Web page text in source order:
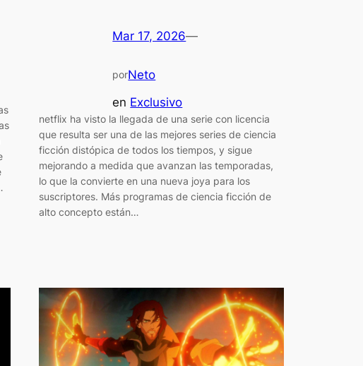
Mar 17, 2026—
porNeto
en Exclusivo
netflix ha visto la llegada de una serie con licencia
que resulta ser una de las mejores series de ciencia
ficción distópica de todos los tiempos, y sigue
mejorando a medida que avanzan las temporadas,
lo que la convierte en una nueva joya para los
suscriptores. Más programas de ciencia ficción de
alto concepto están…